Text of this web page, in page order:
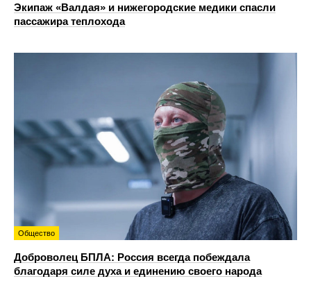
Экипаж «Валдая» и нижегородские медики спасли
пассажира теплохода
Общество
Доброволец БПЛА: Россия всегда побеждала
благодаря силе духа и единению своего народа